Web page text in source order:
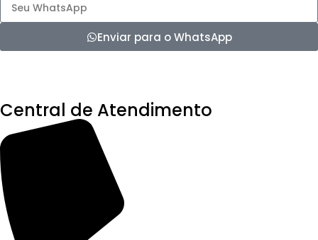
Enviar para o WhatsApp
Central de Atendimento